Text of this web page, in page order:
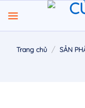
đến
nội
Trang chủ / SẢN